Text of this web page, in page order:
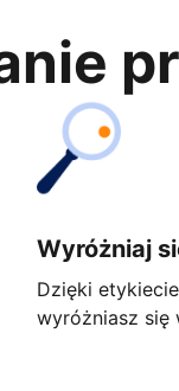
Wyróżniaj
Dzięki
wyróżniasz się